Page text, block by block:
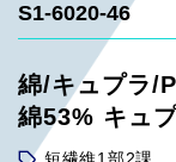
S1-6020-46
綿/キュプラ/
綿53% キュ